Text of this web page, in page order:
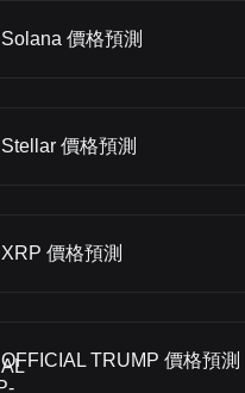
Solana 價格預測
Stellar 價格預測
XRP 價格預測
OFFICIAL TRUMP 價格預測